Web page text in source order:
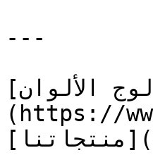
---
[كتالوج الألوان]
(https://
[منتجاتنا](https://www.timepaints.com/ar/products)